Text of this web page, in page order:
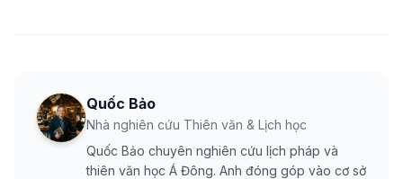
Quốc Bảo
Nhà nghiên cứu Thiên văn & Lịch học
Quốc Bảo chuyên nghiên cứu lịch pháp và
thiên văn học Á Đông. Anh đóng góp vào cơ sở